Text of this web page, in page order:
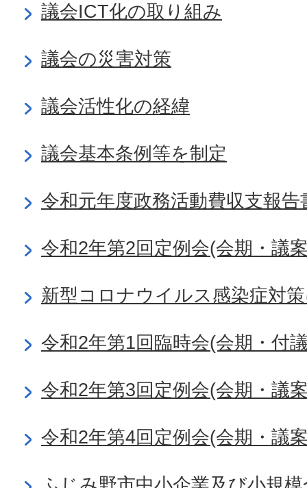
議会ICT化の取り組み
議会の災害対策
議会活性化の経緯
議会基本条例等を制定
令和元年度政務活動費収支報告
令和2年第2回定例会(会期・議
新型コロナウイルス感染症対
令和2年第1回臨時会(会期・付
令和2年第3回定例会(会期・議
令和2年第4回定例会(会期・議